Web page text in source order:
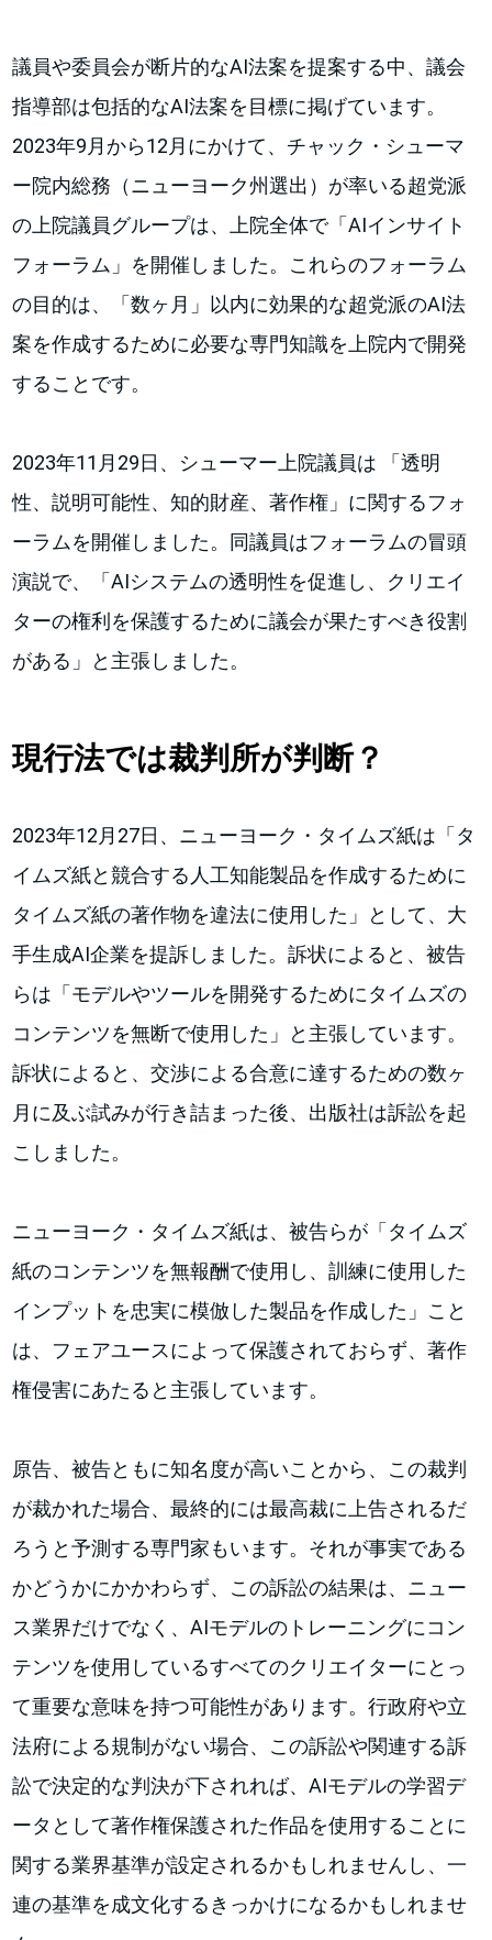
議員や委員会が断片的なAI法案を提案する中、議会
指導部は包括的なAI法案を目標に掲げています。
2023年9月から12月にかけて、チャック・シューマ
ー院内総務（ニューヨーク州選出）が率いる超党派
の上院議員グループは、上院全体で「AIインサイト
フォーラム」を開催しました。これらのフォーラム
の目的は、「数ヶ月」以内に効果的な超党派のAI法
案を作成するために必要な専門知識を上院内で開発
することです。
2023年11月29日、シューマー上院議員は 「透明
性、説明可能性、知的財産、著作権」に関するフォ
ーラムを開催しました。同議員はフォーラムの冒頭
演説で、「AIシステムの透明性を促進し、クリエイ
ターの権利を保護するために議会が果たすべき役割
がある」と主張しました。
現行法では裁判所が判断？
2023年12月27日、ニューヨーク・タイムズ紙は「タ
イムズ紙と競合する人工知能製品を作成するために
タイムズ紙の著作物を違法に使用した」として、大
手生成AI企業を提訴しました。訴状によると、被告
らは「モデルやツールを開発するためにタイムズの
コンテンツを無断で使用した」と主張しています。
訴状によると、交渉による合意に達するための数ヶ
月に及ぶ試みが行き詰まった後、出版社は訴訟を起
こしました。
ニューヨーク・タイムズ紙は、被告らが「タイムズ
紙のコンテンツを無報酬で使用し、訓練に使用した
インプットを忠実に模倣した製品を作成した」こと
は、フェアユースによって保護されておらず、著作
権侵害にあたると主張しています。
原告、被告ともに知名度が高いことから、この裁判
が裁かれた場合、最終的には最高裁に上告されるだ
ろうと予測する専門家もいます。それが事実である
かどうかにかかわらず、この訴訟の結果は、ニュー
ス業界だけでなく、AIモデルのトレーニングにコン
テンツを使用しているすべてのクリエイターにとっ
て重要な意味を持つ可能性があります。行政府や立
法府による規制がない場合、この訴訟や関連する訴
訟で決定的な判決が下されれば、AIモデルの学習デ
ータとして著作権保護された作品を使用することに
関する業界基準が設定されるかもしれませんし、一
連の基準を成文化するきっかけになるかもしれませ